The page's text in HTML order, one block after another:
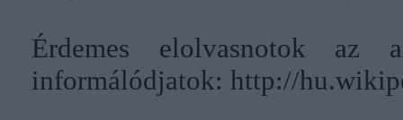
Érdemes elolvasnotok
informálódjatok: http://